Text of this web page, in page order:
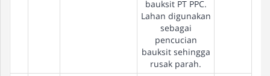
bauksit PT PPC.
Lahan digunakan
sebagai
pencucian
bauksit sehingga
rusak parah.